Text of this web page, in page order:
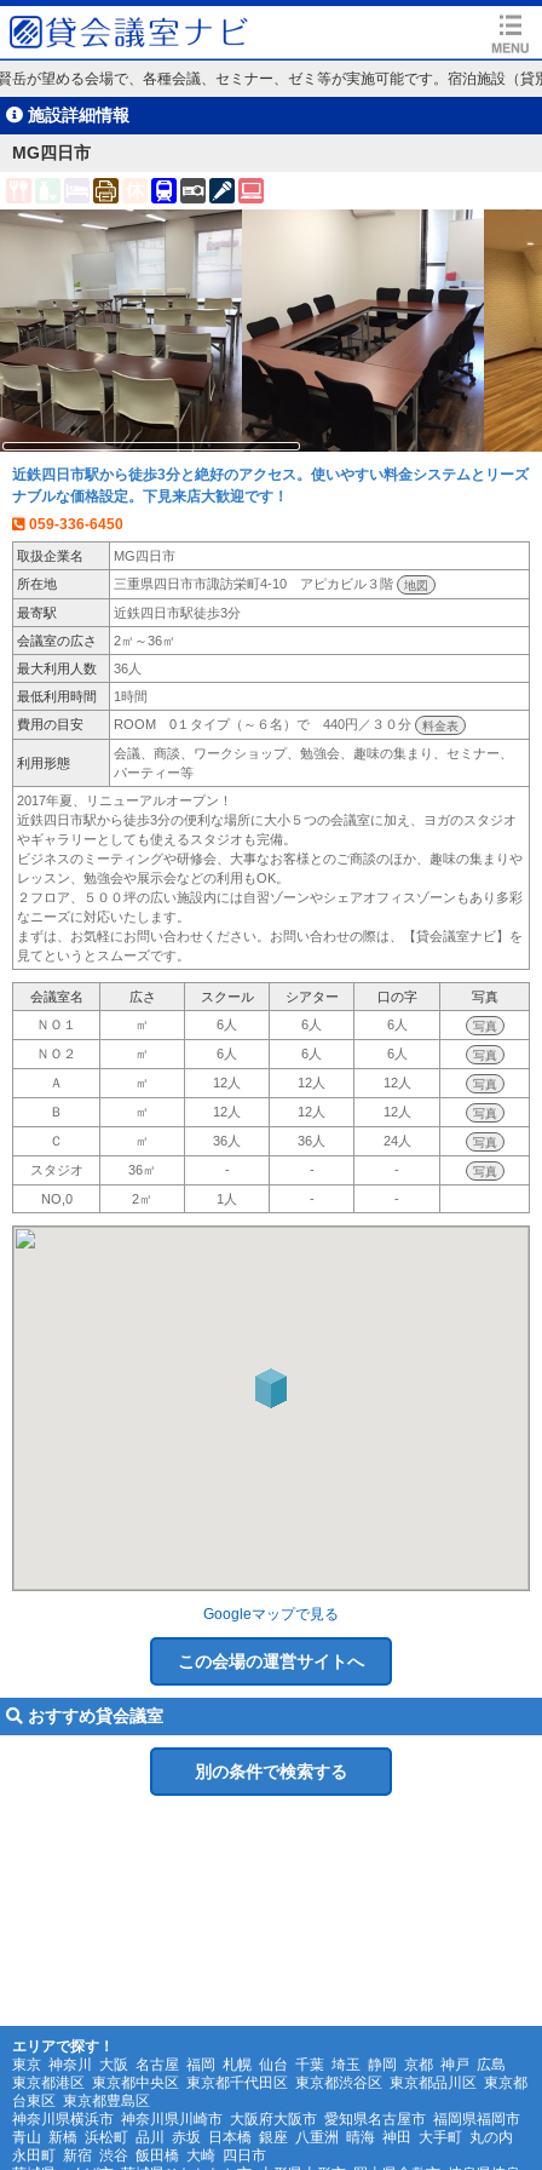
が望める会場で、各種会議、セミナー、ゼミ等が実施可能です。宿泊施設（貸
施設詳細情報
MG四日市
近鉄四日市駅から徒歩3分と絶好のアクセス。使いやすい料金システムとリーズ
ナブルな価格設定。下見来店大歓迎です！
059-336-6450
取扱企業名
MG四日市
所在地
三重県四日市市諏訪栄町4-10 アピカビル３階 地図
最寄駅
近鉄四日市駅徒歩3分
会議室の広さ
2㎡～36㎡
最大利用人数
36人
最低利用時間
1時間
費用の目安
ROOM 0１タイプ（～６名）で 440円／３０分 料金表
利用形態
会議、商談、ワークショップ、勉強会、趣味の集まり、セミナー、
パーティー等
2017年夏、リニューアルオープン！
近鉄四日市駅から徒歩3分の便利な場所に大小５つの会議室に加え、ヨガのスタジオ
やギャラリーとしても使えるスタジオも完備。
ビジネスのミーティングや研修会、大事なお客様とのご商談のほか、趣味の集まりや
レッスン、勉強会や展示会などの利用もOK。
２フロア、５００坪の広い施設内には自習ゾーンやシェアオフィスゾーンもあり多彩
なニーズに対応いたします。
まずは、お気軽にお問い合わせください。お問い合わせの際は、【貸会議室ナビ】を
見てというとスムーズです。
会議室名 広さ スクール シアター 口の字
写真
ＮＯ１
㎡ 6人 6人 6人 写真
ＮＯ２ ㎡ 6人 6人 6人 写真
Ａ ㎡ 12人 12人 12人 写真
Ｂ ㎡ 12人 12人 12人 写真
Ｃ ㎡ 36人 36人 24人 写真
スタジオ 36㎡ - - - 写真
NO,0 2㎡ 1人 - -
Googleマップで見る
おすすめ貸会議室
エリアで探す！
東京 神奈川 大阪 名古屋 福岡 札幌 仙台 千葉 埼玉 静岡 京都 神戸 広島
東京都港区 東京都中央区 東京都千代田区 東京都渋谷区 東京都品川区 東京都
台東区 東京都豊島区
神奈川県横浜市 神奈川県川崎市 大阪府大阪市 愛知県名古屋市 福岡県福岡市
青山 新橋 浜松町 品川 赤坂 日本橋 銀座 八重洲 晴海 神田 大手町 丸の内
永田町 新宿 渋谷 飯田橋 大崎 四日市